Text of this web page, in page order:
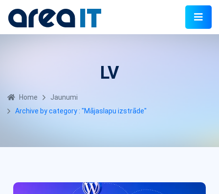
LV
Home
Jaunumi
Archive by category : "Mājaslapu izstrāde"